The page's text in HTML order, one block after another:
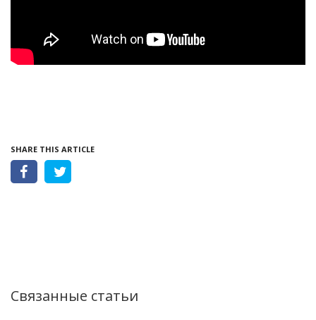
SHARE THIS ARTICLE
Связанные статьи